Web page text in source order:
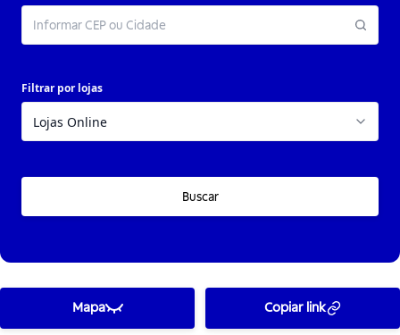
Filtrar por lojas
Buscar
Mapa Copiar link